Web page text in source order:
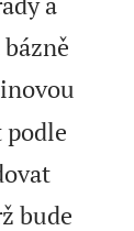
podle
bude